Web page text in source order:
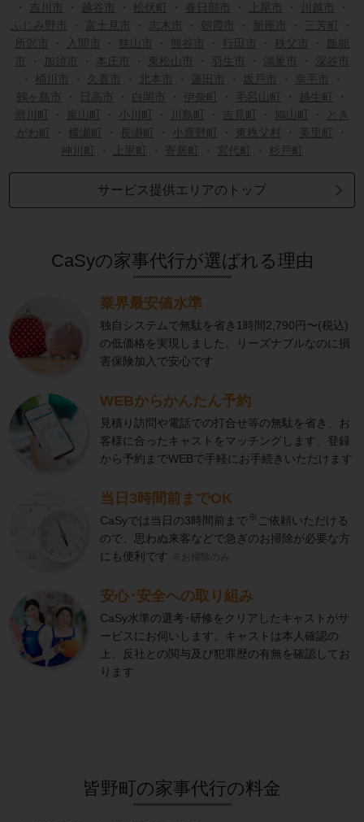
・ 吉川市 ・ 越谷市 ・ 松伏町 ・ 春日部市 ・ 上尾市 ・ 川越市
・
ふじみ野市
・ 富士見市 ・ 志木市 ・ 朝霞市 ・ 新座市 ・ 三芳町 ・
所沢市
・ 入間市 ・ 狭山市 ・ 熊谷市 ・ 行田市 ・ 秩父市 ・ 飯能
市
・ 加須市 ・ 本庄市 ・ 東松山市 ・ 羽生市 ・ 鴻巣市 ・ 深谷市
・ 桶川市 ・ 久喜市 ・ 北本市 ・ 蓮田市 ・ 坂戸市 ・ 幸手市
・
鶴ヶ島市
・ 日高市 ・ 白岡市 ・ 伊奈町 ・ 毛呂山町 ・ 越生町 ・
滑川町 ・ 嵐山町 ・ 小川町 ・ 川島町 ・ 吉見町 ・ 鳩山町 ・
とき
がわ町 ・ 横瀬町 ・ 長瀞町 ・ 小鹿野町 ・ 東秩父村 ・ 美里町 ・
神川町 ・ 上里町 ・ 寄居町 ・ 宮代町 ・ 杉戸町
サービス提供エリアのトップ
CaSyの家事代行が選ばれる理由
業界最安値水準
独自システムで無駄を省き1時間2,790円〜(税込)
の低価格を実現しました。リーズナブルなのに損
害保険加入で安心です
WEBからかんたん予約
見積り訪問や電話での打合せ等の無駄を省き、お
客様に合ったキャストをマッチングします。登録
から予約までWEBで手軽にお手続きいただけます
当日3時間前までOK
CaSyでは当日の3時間前まで※ ご依頼いただける
ので、思わぬ来客などで急ぎのお掃除が必要な方
にも便利です ※お掃除のみ
安心･安全への取り組み
CaSy水準の選考･研修をクリアしたキャストがサ
ービスにお伺いします。キャストは本人確認の
上、反社との関与及び犯罪歴の有無を確認してお
ります
皆野町の家事代行の料金